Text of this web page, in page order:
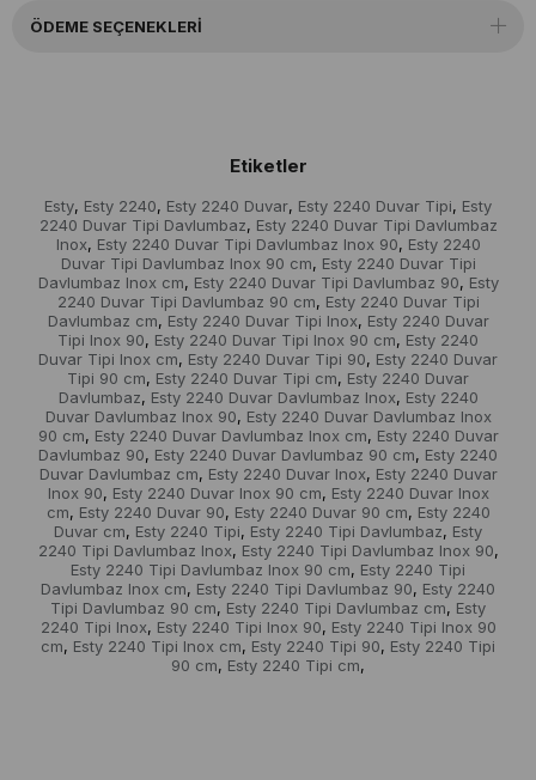
ÖDEME SEÇENEKLERI
Etiketler
Esty, Esty 2240, Esty 2240 Duvar, Esty 2240 Duvar Tipi, Esty
2240 Duvar Tipi Davlumbaz, Esty 2240 Duvar Tipi Davlumbaz
Inox, Esty 2240 Duvar Tipi Davlumbaz Inox 90, Esty 2240
Duvar Tipi Davlumbaz Inox 90 cm, Esty 2240 Duvar Tipi
Davlumbaz Inox cm, Esty 2240 Duvar Tipi Davlumbaz 90, Esty
2240 Duvar Tipi Davlumbaz 90 cm, Esty 2240 Duvar Tipi
Davlumbaz cm, Esty 2240 Duvar Tipi Inox, Esty 2240 Duvar
Tipi Inox 90, Esty 2240 Duvar Tipi Inox 90 cm, Esty 2240
Duvar Tipi Inox cm, Esty 2240 Duvar Tipi 90, Esty 2240 Duvar
Tipi 90 cm, Esty 2240 Duvar Tipi cm, Esty 2240 Duvar
Davlumbaz, Esty 2240 Duvar Davlumbaz Inox, Esty 2240
Duvar Davlumbaz Inox 90, Esty 2240 Duvar Davlumbaz Inox
90 cm, Esty 2240 Duvar Davlumbaz Inox cm, Esty 2240 Duvar
Davlumbaz 90, Esty 2240 Duvar Davlumbaz 90 cm, Esty 2240
Duvar Davlumbaz cm, Esty 2240 Duvar Inox, Esty 2240 Duvar
Inox 90, Esty 2240 Duvar Inox 90 cm, Esty 2240 Duvar Inox
cm, Esty 2240 Duvar 90, Esty 2240 Duvar 90 cm, Esty 2240
Duvar cm, Esty 2240 Tipi, Esty 2240 Tipi Davlumbaz, Esty
2240 Tipi Davlumbaz Inox, Esty 2240 Tipi Davlumbaz Inox 90,
Esty 2240 Tipi Davlumbaz Inox 90 cm, Esty 2240 Tipi
Davlumbaz Inox cm, Esty 2240 Tipi Davlumbaz 90, Esty 2240
Tipi Davlumbaz 90 cm, Esty 2240 Tipi Davlumbaz cm, Esty
2240 Tipi Inox, Esty 2240 Tipi Inox 90, Esty 2240 Tipi Inox 90
cm, Esty 2240 Tipi Inox cm, Esty 2240 Tipi 90, Esty 2240 Tipi
90 cm, Esty 2240 Tipi cm,